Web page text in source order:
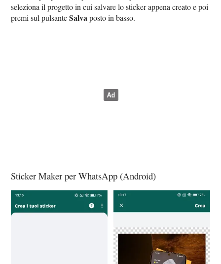
seleziona il progetto in cui salvare lo sticker appena creato e poi
premi sul pulsanteSalvaposto in basso.
Sticker Maker per WhatsApp (Android)